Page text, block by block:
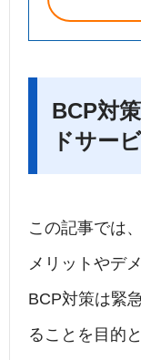
BCP対
ドサー
この記事では
メリットやデ
BCP対策は緊
ることを目的